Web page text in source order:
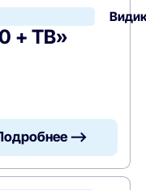
+ ТВ»
—>